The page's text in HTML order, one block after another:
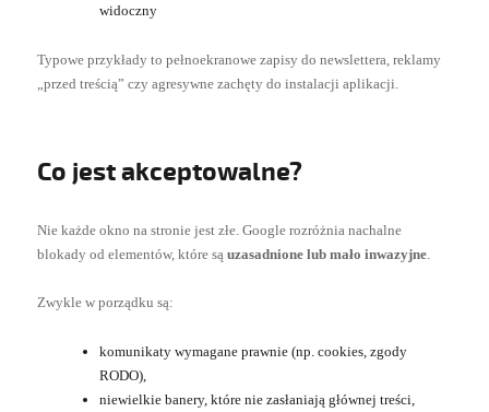
widoczny
Typowe przykłady to pełnoekranowe zapisy do newslettera, reklamy
„przed treścią” czy agresywne zachęty do instalacji aplikacji.
Co jest akceptowalne?
Nie każde okno na stronie jest złe. Google rozróżnia nachalne
blokady od elementów, które sąuzasadnione lub mało inwazyjne
Zwykle w porządku są:
komunikaty wymagane prawnie (np. cookies, zgody
RODO),
niewielkie banery, które nie zasłaniają głównej treści,